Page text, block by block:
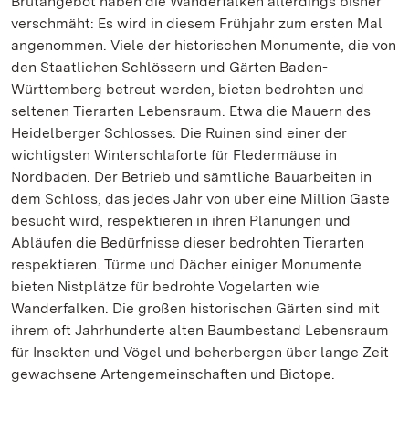
verschmäht: Es wird in diesem Frühjahr zum ersten Mal
angenommen. Viele der historischen Monumente, die von
den Staatlichen Schlössern und Gärten Baden-
Württemberg betreut werden, bieten bedrohten und
seltenen Tierarten Lebensraum. Etwa die Mauern des
Heidelberger Schlosses: Die Ruinen sind einer der
wichtigsten Winterschlaforte für Fledermäuse in
Nordbaden. Der Betrieb und sämtliche Bauarbeiten in
dem Schloss, das jedes Jahr von über eine Million Gäste
besucht wird, respektieren in ihren Planungen und
Abläufen die Bedürfnisse dieser bedrohten Tierarten
respektieren. Türme und Dächer einiger Monumente
bieten Nistplätze für bedrohte Vogelarten wie
Wanderfalken. Die großen historischen Gärten sind mit
ihrem oft Jahrhunderte alten Baumbestand Lebensraum
für Insekten und Vögel und beherbergen über lange Zeit
gewachsene Artengemeinschaften und Biotope.